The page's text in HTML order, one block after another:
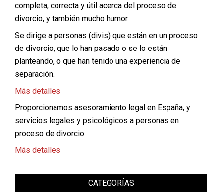
completa, correcta y útil acerca del proceso de
divorcio, y también mucho humor.
Se dirige a personas (divis) que están en un proceso
de divorcio, que lo han pasado o se lo están
planteando, o que han tenido una experiencia de
separación.
Más detalles
Proporcionamos asesoramiento legal en España, y
servicios legales y psicológicos a personas en
proceso de divorcio.
Más detalles
CATEGORÍAS